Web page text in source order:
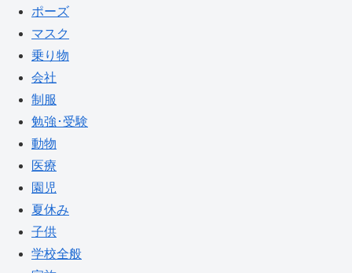
ポーズ
マスク
乗り物
会社
制服
勉強･受験
動物
医療
園児
夏休み
子供
学校全般